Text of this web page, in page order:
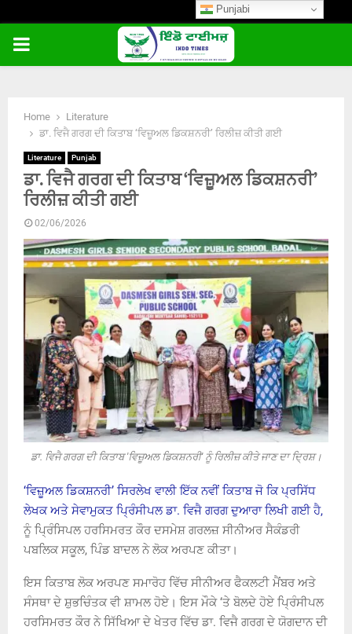
PRIMARY
Home
Literature
ਡਾ. ਵਿਜੈ ਗਰਗ ਦੀ ਕਿਤਾਬ ‘ਵਿਜ਼ੂਅਲ ਡਿਕਸ਼ਨਰੀ’ ਰਿਲੀਜ਼ ਕੀਤੀ ਗਈ
Literature Punjab
ਡਾ. ਵਿਜੈ ਗਰਗ ਦੀ ਕਿਤਾਬ ‘ਵਿਜ਼ੂਅਲ ਡਿਕਸ਼ਨਰੀ’
ਰਿਲੀਜ਼ ਕੀਤੀ ਗਈ
02/06/2026
ਡਾ. ਵਿਜੈ ਗਰਗ ਦੀ ਕਿਤਾਬ 'ਵਿਜ਼ੂਅਲ ਡਿਕਸ਼ਨਰੀ' ਨੂੰ ਰਿਲੀਜ਼ ਕੀਤੇ ਜਾਣ ਦਾ ਦ੍ਰਿਸ਼।
‘ਵਿਜ਼ੂਅਲ ਡਿਕਸ਼ਨਰੀ’ ਸਿਰਲੇਖ ਵਾਲੀ ਇੱਕ ਨਵੀਂ ਕਿਤਾਬ ਜੋ ਕਿ ਪ੍ਰਸਿੱਧ
ਲੇਖਕ ਅਤੇ ਸੇਵਾਮੁਕਤ ਪ੍ਰਿੰਸੀਪਲ ਡਾ. ਵਿਜੈ ਗਰਗ ਦੁਆਰਾ ਲਿਖੀ ਗਈ ਹੈ,
ਨੂੰ ਪ੍ਰਿੰਸਿਪਲ ਹਰਸਿਮਰਤ ਕੌਰ ਦਸਮੇਸ਼ ਗਰਲਜ਼ ਸੀਨੀਅਰ ਸੈਕੰਡਰੀ
ਪਬਲਿਕ ਸਕੂਲ, ਪਿੰਡ ਬਾਦਲ ਨੇ ਲੋਕ ਅਰਪਣ ਕੀਤਾ।
ਇਸ ਕਿਤਾਬ ਲੋਕ ਅਰਪਣ ਸਮਾਰੋਹ ਵਿੱਚ ਸੀਨੀਅਰ ਫੈਕਲਟੀ ਮੈਂਬਰ ਅਤੇ
ਸੰਸਥਾ ਦੇ ਸ਼ੁਭਚਿੰਤਕ ਵੀ ਸ਼ਾਮਲ ਹੋਏ। ਇਸ ਮੌਕੇ ‘ਤੇ ਬੋਲਦੇ ਹੋਏ ਪ੍ਰਿੰਸੀਪਲ
ਹਰਸਿਮਰਤ ਕੌਰ ਨੇ ਸਿੱਖਿਆ ਦੇ ਖੇਤਰ ਵਿੱਚ ਡਾ. ਵਿਜੈ ਗਰਗ ਦੇ ਯੋਗਦਾਨ ਦੀ
Punjabi